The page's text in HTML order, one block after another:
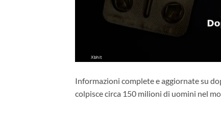
Informazioni complete e aggiornate su
colpisce circa 150 milioni di uomini nel